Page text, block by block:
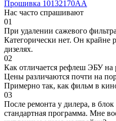
Прошивка 10132170AA
Нас часто спрашивают
01
При удалении сажевого
Категорически нет. Он крайне
дизелях.
02
Как отличается рефлеш ЭБУ на
Цены различаются почти на
Примерно так, как фильм в
03
После ремонта у дилера, в
стандартная программа. Мне